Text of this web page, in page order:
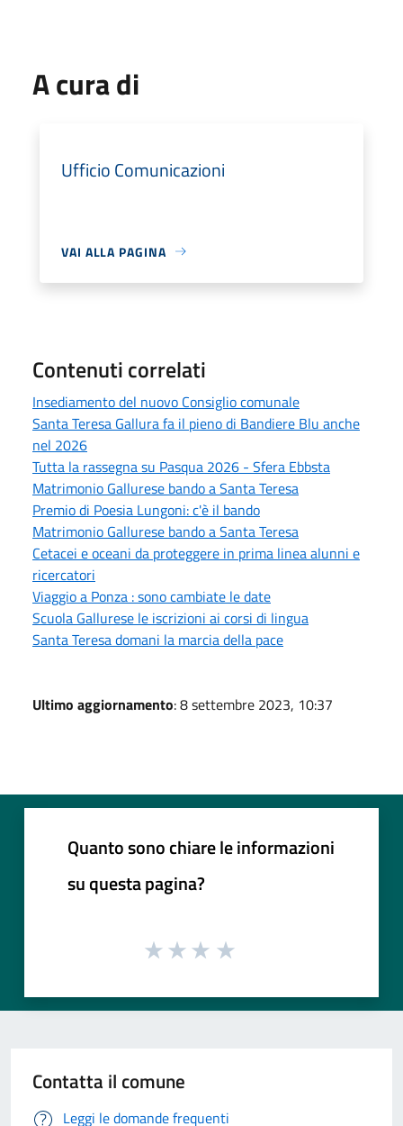
A cura di
Ufficio Comunicazioni
VAI ALLA PAGINA
Contenuti correlati
Insediamento del nuovo Consiglio comunale
Santa Teresa Gallura fa il pieno di Bandiere Blu anche
nel 2026
Tutta la rassegna su Pasqua 2026 - Sfera Ebbsta
Matrimonio Gallurese bando a Santa Teresa
Premio di Poesia Lungoni: c'è il bando
Matrimonio Gallurese bando a Santa Teresa
Cetacei e oceani da proteggere in prima linea alunni e
ricercatori
Viaggio a Ponza : sono cambiate le date
Scuola Gallurese le iscrizioni ai corsi di lingua
Santa Teresa domani la marcia della pace
Ultimo aggiornamento: 8 settembre 2023, 10:37
Quanto sono chiare le informazioni
su questa pagina?
Contatta il comune
Leggi le domande frequenti